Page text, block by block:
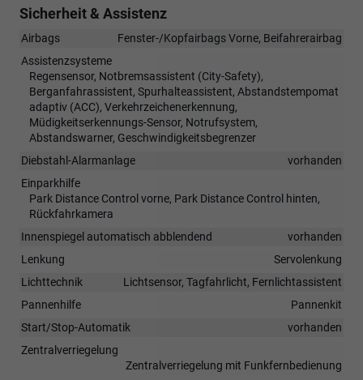
Sicherheit & Assistenz
Airbags
Fenster-/Kopfairbags Vorne, Beifahrerairbag
Assistenzsysteme
Regensensor, Notbremsassistent (City-Safety),
Berganfahrassistent, Spurhalteassistent, Abstandstempomat
adaptiv (ACC), Verkehrzeichenerkennung,
Müdigkeitserkennungs-Sensor, Notrufsystem,
Abstandswarner, Geschwindigkeitsbegrenzer
Diebstahl-Alarmanlage
vorhanden
Einparkhilfe
Park Distance Control vorne, Park Distance Control hinten,
Rückfahrkamera
Innenspiegel automatisch abblendend
vorhanden
Lenkung
Servolenkung
Lichttechnik
Lichtsensor, Tagfahrlicht, Fernlichtassistent
Pannenhilfe
Pannenkit
Start/Stop-Automatik
vorhanden
Zentralverriegelung
Zentralverriegelung mit Funkfernbedienung